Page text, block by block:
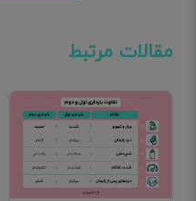
مقالات مرتبط